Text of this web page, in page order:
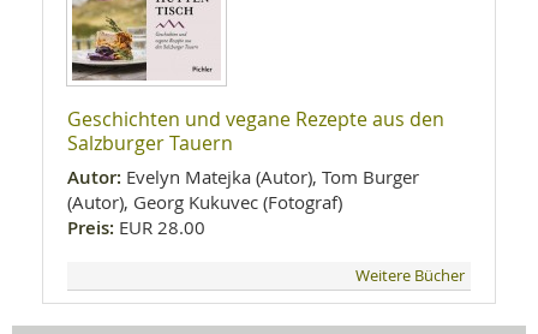
Geschichten und vegane Rezepte aus den
Salzburger Tauern
Autor: Evelyn Matejka (Autor), Tom Burger
(Autor), Georg Kukuvec (Fotograf)
Preis: EUR 28.00
Weitere Bücher